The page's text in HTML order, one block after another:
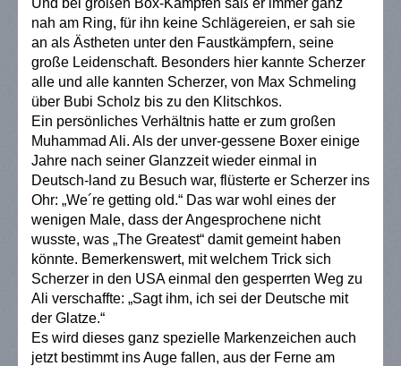
Und bei großen Box-Kämpfen saß er immer ganz
nah am Ring, für ihn keine Schlägereien, er sah sie
an als Ästheten unter den Faustkämpfern, seine
große Leidenschaft. Besonders hier kannte Scherzer
alle und alle kannten Scherzer, von Max Schmeling
über Bubi Scholz bis zu den Klitschkos.
Ein persönliches Verhältnis hatte er zum großen
Muhammad Ali. Als der unver-gessene Boxer einige
Jahre nach seiner Glanzzeit wieder einmal in
Deutsch-land zu Besuch war, flüsterte er Scherzer ins
Ohr: „We´re getting old.“ Das war wohl eines der
wenigen Male, dass der Angesprochene nicht
wusste, was „The Greatest“ damit gemeint haben
könnte. Bemerkenswert, mit welchem Trick sich
Scherzer in den USA einmal den gesperrten Weg zu
Ali verschaffte: „Sagt ihm, ich sei der Deutsche mit
der Glatze.“
Es wird dieses ganz spezielle Markenzeichen auch
jetzt bestimmt ins Auge fallen, aus der Ferne am